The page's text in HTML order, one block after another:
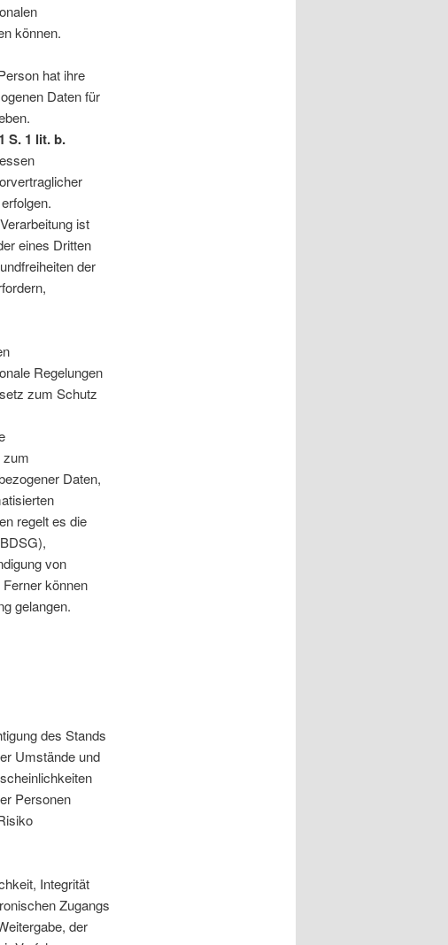
können.
hat ihre
Daten für
S. 1 lit. b.
ist
eines Dritten
der
Regelungen
zum Schutz
zum
Daten,
regelt es die
von
können
gelangen.
des Stands
Umstände und
Personen
Integrität
Zugangs
der